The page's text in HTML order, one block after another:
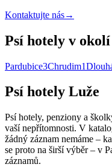
Kontaktujte nás→
Psí hotely v
Pardubice3Chrudim1
Psí hotely Luže
Psí hotely, penziony a
vaší nepřítomnosti. V
žádný záznam nemáme –
se proto na širší výběr – v
záznamů.